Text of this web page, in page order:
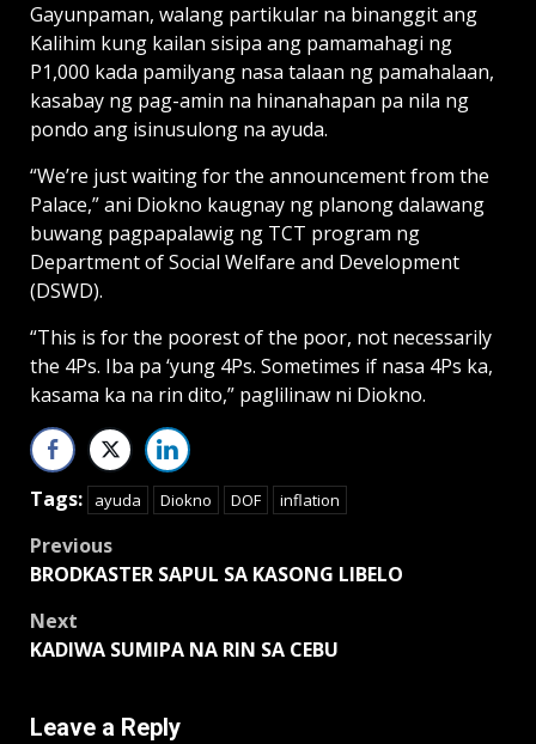
Gayunpaman, walang partikular na binanggit ang
Kalihim kung kailan sisipa ang pamamahagi ng
P1,000 kada pamilyang nasa talaan ng pamahalaan,
kasabay ng pag-amin na hinanahapan pa nila ng
pondo ang isinusulong na ayuda.
“We’re just waiting for the announcement from the
Palace,” ani Diokno kaugnay ng planong dalawang
buwang pagpapalawig ng TCT program ng
Department of Social Welfare and Deve­lopment
(DSWD).
“This is for the poorest of the poor, not necessarily
the 4Ps. Iba pa ‘yung 4Ps. Sometimes if nasa 4Ps ka,
kasama ka na rin dito,” paglilinaw ni Diokno.
Tags: ayuda Diokno DOF inflation
Post
Previous
BRODKASTER SAPUL SA KASONG LIBELO
Next
KADIWA SUMIPA NA RIN SA CEBU
Leave a Reply